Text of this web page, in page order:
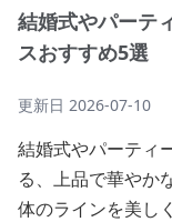
結婚式やパーテ
スおすすめ5選
更新日 2026-07-10
結婚式やパーティ
る、上品で華やか
体のラインを美し